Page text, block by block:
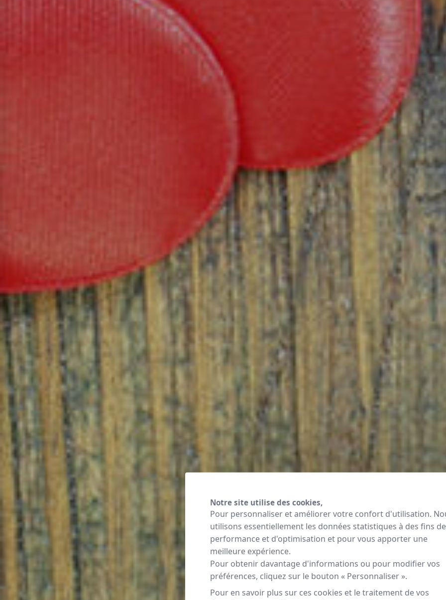
Notre site utilise des cookies,
Pour personnaliser et améliorer votre confort d'utilisation.
utilisons essentiellement les données statistiques à des fins de
performance et d'optimisation et pour vous apporter une
meilleure expérience.
Pour obtenir davantage d'informations ou pour modifier vos
préférences, cliquez sur le bouton « Personnaliser ».
Pour en savoir plus sur ces cookies et le traitement de vos